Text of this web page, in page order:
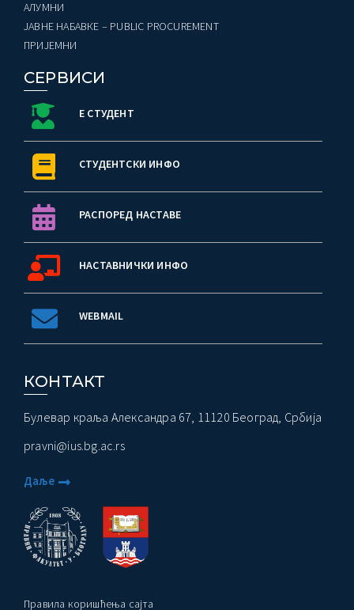
AЛУМНИ
ЈАВНЕ НАБАВКЕ – PUBLIC PROCUREMENT
ПРИЈЕМНИ
СЕРВИСИ
Е СТУДЕНТ
СТУДЕНТСКИ ИНФО
РАСПОРЕД НАСТАВЕ
НАСТАВНИЧКИ ИНФО
WEBMAIL
КОНТАКТ
Булевар краља Александра 67, 11120 Београд, Србија
pravni@ius.bg.ac.rs
Даље
Правила коришћења сајта